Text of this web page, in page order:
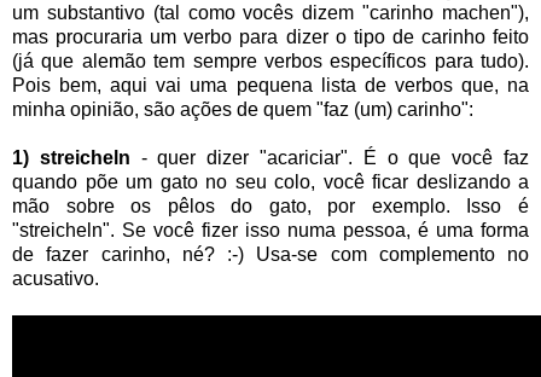
um substantivo (tal como vocês dizem "carinho machen"),
mas procuraria um verbo para dizer o tipo de carinho feito
(já que alemão tem sempre verbos específicos para tudo).
Pois bem, aqui vai uma pequena lista de verbos que, na
minha opinião, são ações de quem "faz (um) carinho":
1) streicheln - quer dizer "acariciar". É o que você faz
quando põe um gato no seu colo, você ficar deslizando a
mão sobre os pêlos do gato, por exemplo. Isso é
"streicheln". Se você fizer isso numa pessoa, é uma forma
de fazer carinho, né? :-) Usa-se com complemento no
acusativo.